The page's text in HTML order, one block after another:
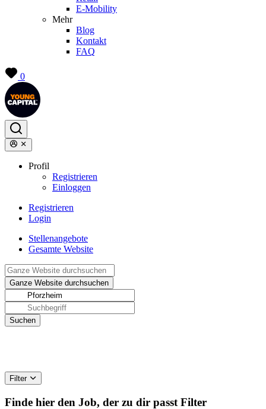
E-Mobility
Mehr
Blog
Kontakt
FAQ
0
Profil
Registrieren
Einloggen
Registrieren
Login
Stellenangebote
Gesamte Website
Filter
Finde hier den Job, der zu dir passt Filter